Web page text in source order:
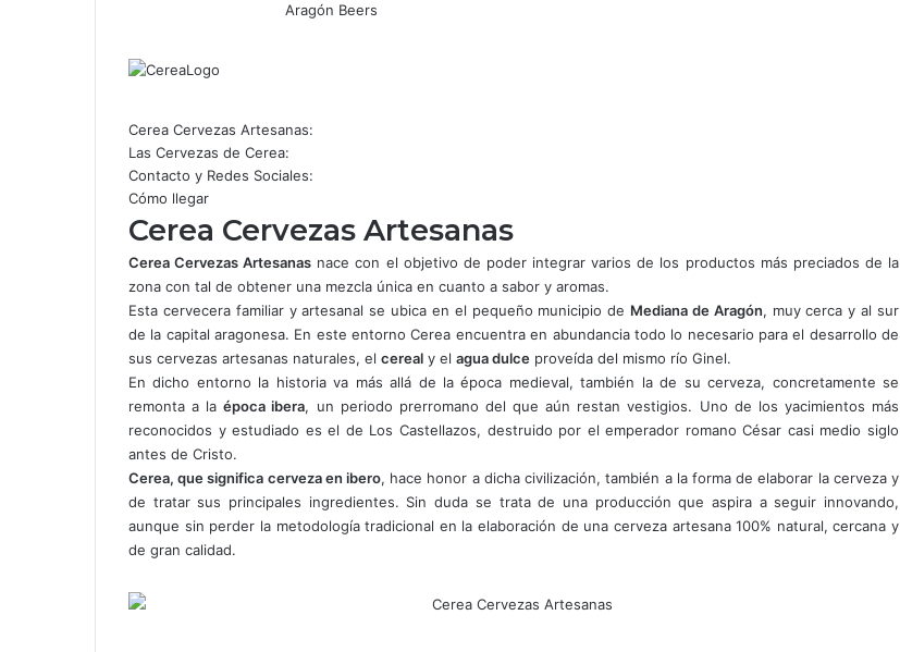
Aragón Beers
correo
Cerea Cervezas Artesanas:
Las Cervezas de Cerea:
Contacto y Redes Sociales:
Cómo llegar
Cerea Cervezas Artesanas
Cerea Cervezas Artesanas nace con el objetivo de poder integrar varios de los productos más preciados de la
zona con tal de obtener una mezcla única en cuanto a sabor y aromas.
Esta cervecera familiar y artesanal se ubica en el pequeño municipio de Mediana de Aragón, muy cerca y al sur
de la capital aragonesa. En este entorno Cerea encuentra en abundancia todo lo necesario para el desarrollo de
sus cervezas artesanas naturales, el cereal y el agua dulce proveída del mismo río Ginel.
En dicho entorno la historia va más allá de la época medieval, también la de su cerveza, concretamente se
remonta a laépoca ibera, un periodo prerromano del que aún restan vestigios. Uno de los yacimientos más
reconocidos y estudiado es el de Los Castellazos, destruido por el emperador romano César casi medio siglo
antes de Cristo.
Cerea, que significa cerveza en ibero, hace honor a dicha civilización, también a la forma de elaborar la cerveza y
de tratar sus principales ingredientes. Sin duda se trata de una producción que aspira a seguir innovando,
aunque sin perder la metodología tradicional en la elaboración de una cerveza artesana 100% natural, cercana y
de gran calidad.